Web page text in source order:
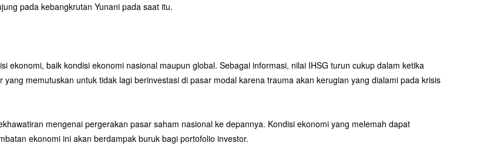
pada kebangkrutan Yunani pada saat itu.
ekonomi, baik kondisi ekonomi nasional maupun global. Sebagai informasi, nilai IHSG turun cukup dalam ketika
memutuskan untuk tidak lagi berinvestasi di pasar modal karena trauma akan kerugian yang dialami pada krisis
mengenai pergerakan pasar saham nasional ke depannya. Kondisi ekonomi yang melemah dapat
ekonomi ini akan berdampak buruk bagi portofolio investor.